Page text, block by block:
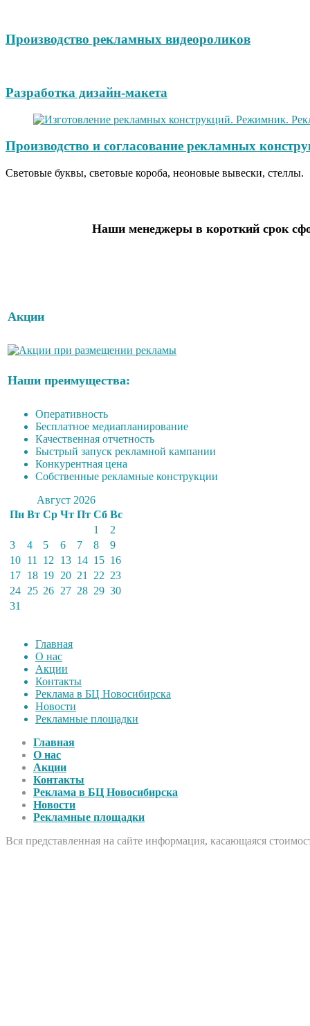
Производство рекламных видеороликов
Разработка дизайн-макета
Производство и согласование рекламных
Световые буквы, световые короба, неоновые вывески, стеллы.
Наши менеджеры в короткий срок
Акции
Наши преимущества:
Оперативность
Бесплатное медиапланирование
Качественная отчетность
Быстрый запуск рекламной кампании
Конкурентная цена
Собственные рекламные конструкции
Август 2026
Пн Вт Ср Чт Пт Сб Вс
1
2
3
4 5 6 7 8
9
10 11 12 13 14 15 16
17 18 19 20 21 22 23
24 25 26 27 28 29 30
31
Главная
О нас
Акции
Контакты
Реклама в БЦ Новосибирска
Новости
Рекламные площадки
Главная
О нас
Акции
Контакты
Реклама в БЦ Новосибирска
Новости
Рекламные площадки
Вся представленная на сайте информация, касающаяся